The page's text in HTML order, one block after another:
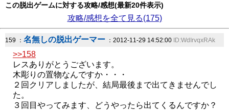
この脱出ゲームに対する攻略/感想(最新20件表示)
攻略/感想を全て見る(175)
159 ： 名無しの脱出ゲーマー ：2012-11-29 14:52:00 ID:WdIrvqxRAk
>>158
レスありがとうございます。
木彫りの置物なんですか・・・
２回クリアしましたが、結局最後まで出てきませんでし
た。
３回目やってみます、どうやったら出てくるんですか？